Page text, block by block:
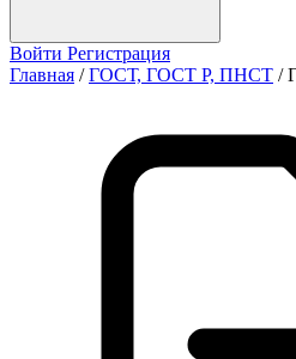
Войти Регистрация
Главная / ГОСТ, ГОСТ Р, ПНСТ /